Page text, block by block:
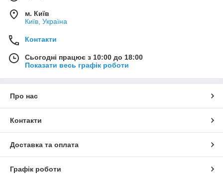
м. Київ
Київ, Україна
Контакти
Сьогодні працює з 10:00 до 18:00
Показати весь графік роботи
Про нас
Контакти
Доставка та оплата
Графік роботи